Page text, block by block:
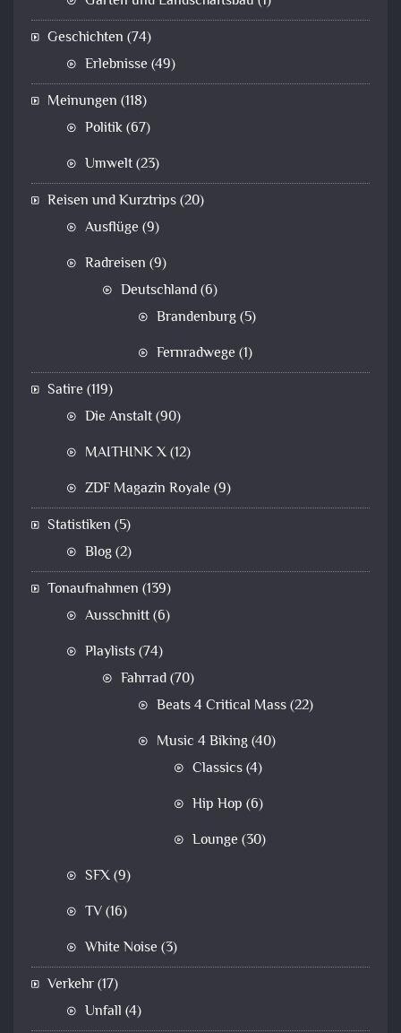
Geschichten (74)
Erlebnisse (49)
Meinungen (118)
Politik(67)
Umwelt(23)
Reisen und Kurztrips(20)
Ausflüge (9)
Radreisen (9)
Deutschland(6)
Brandenburg(5)
Fernradwege (1)
Satire (119)
Die Anstalt(90)
MAITHINK X(12)
ZDF Magazin Royale (9)
Statistiken (5)
Blog(2)
Tonaufnahmen (139)
Ausschnitt(6)
Playlists(74)
Fahrrad(70)
Beats 4 Critical Mass(22)
Music 4 Biking(40)
Classics(4)
Hip Hop (6)
Lounge (30)
SFX(9)
TV(16)
White Noise (3)
Verkehr(17)
Unfall (4)